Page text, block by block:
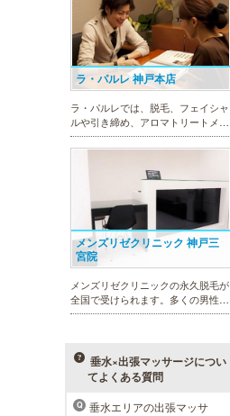
ラ・パルレ 神戸本店
ラ・パルレでは、脱毛、フェイシャ
ルや引き締め、アロマトリートメン
ト、本格的なダイエットコース等、
幅広いメニューでお客様の美を応
回限定体験コースも多数取り揃えて
メンズリゼクリニック 神戸三
宮院
メンズリゼクリニックの永久脱毛が
全国で受けられます。多くの男性患
者様にご支持頂き、新宿1院から始
るクリニックになりました。
垂水×出張マッサージについ
てよくある質問
Q
垂水エリアの出張マッサ